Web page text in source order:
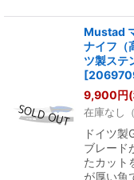
Mustad
ナイフ（
ツ製ステ
[
9,900円
在庫なし
ドイツ
ブレード
たカット
が厚い魚